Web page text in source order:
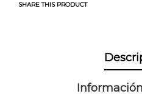
SHARE THIS PRODUCT